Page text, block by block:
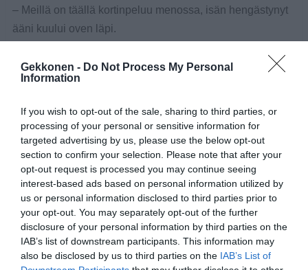
Gekkonen - Do Not Process My Personal
Information
If you wish to opt-out of the sale, sharing to third parties, or
processing of your personal or sensitive information for
targeted advertising by us, please use the below opt-out
section to confirm your selection. Please note that after your
opt-out request is processed you may continue seeing
interest-based ads based on personal information utilized by
us or personal information disclosed to third parties prior to
your opt-out. You may separately opt-out of the further
disclosure of your personal information by third parties on the
IAB’s list of downstream participants. This information may
also be disclosed by us to third parties on the IAB’s List of
– Meillä on täällä kortinpeluu menossa, isän hengästynyt
ääni kuului oven läpi.
– Äidin kanssa.
pitkään kiinni, että hän alkoi jo ihmetellä ja kysyi:
– Mitä sinä oikein teet siellä?
– Pelaan korttia, poika vastasi.
– Kenen kanssa sinä vessassa korttia pelaat?
– Kuule isä, kun on näin hyvä käsi, niin ei tarvitse
partneria.